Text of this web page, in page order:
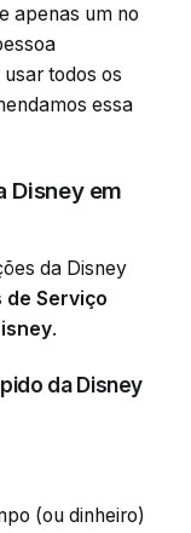
apenas um no
todos os
essa
Disney em
da Disney
de Serviço
.
da Disney
(ou dinheiro)